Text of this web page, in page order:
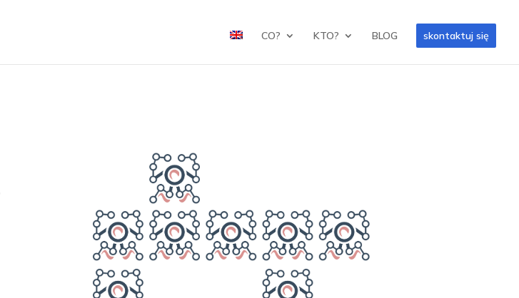
CO? KTO? BLOG skontaktuj się